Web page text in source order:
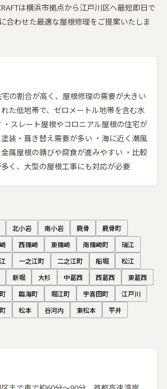
は横浜市拠点から江戸川区へ最短即日で
合わせた最適な屋根修理をご提案いたしま
宅の割合が高く、屋根修理の需要が大きい
た低地帯で、ゼロメートル地帯を含む水
スレート屋根やコロニアル屋根の住宅が
装・葺き替え需要が多い ・海に近く潮風
属屋根の錆びや腐食が進みやすい ・比較
く、大型の屋根工事にも対応が必要
北小岩 南小岩 鹿骨
鹿骨町
西篠崎 東篠崎 南篠崎町
瑞江
一之江町 二之江町 船堀
松江
新堀 大杉 中葛西 西葛西
東葛西
臨海町 堀江町 宇喜田町
江戸川
松本 谷河内 東松本
平井